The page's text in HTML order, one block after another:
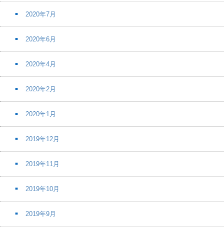
2020年7月
2020年6月
2020年4月
2020年2月
2020年1月
2019年12月
2019年11月
2019年10月
2019年9月